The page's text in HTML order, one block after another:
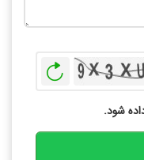
شود.